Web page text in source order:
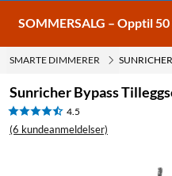
SOMMERSALG – Opptil 50
SMARTE DIMMERER
Sunricher Bypass
4.5
(6 kundeanmeldelser)